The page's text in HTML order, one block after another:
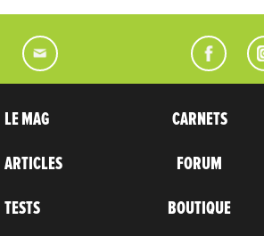
LE MAG
ARTICLES
TESTS
CARNETS
FORUM
BOUTIQUE